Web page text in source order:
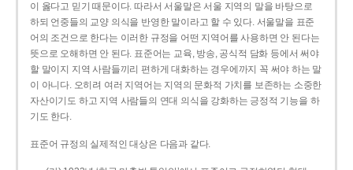
이 옳다고 믿기 때문이다. 따라서 서울말은 서울 지역의 말을 바탕으로
하되 언중들의 교양 의식을 반영한 말이라고 할 수 있다. 서울말을 표준
어의 조건으로 한다는 이러한 규정을 어떤 지역어를 사용하면 안 된다는
뜻으로 오해하면 안 된다. 표준어는 교육, 방송, 공식적 담화 등에서 써야
할 말이지 지역 사람들끼리 편하게 대화하는 경우에까지 꼭 써야 하는 말
이 아니다. 오히려 여러 지역어는 지역의 문화적 가치를 보존하는 소중한
자산이기도 하고 지역 사람들의 연대 의식을 강화하는 긍정적 기능을 하
기도 한다.
표준어 규정의 실제적인 대상은 다음과 같다.